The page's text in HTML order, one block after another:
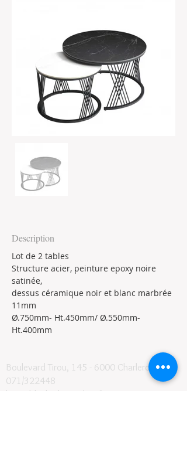
Description
Lot de 2 tables
Structure acier, peinture epoxy noire
satinée,
dessus céramique noir et blanc marbrée
11mm
Ø.750mm- Ht.450mm/ Ø.550mm-
Ht.400mm
Boulevard Tirou, 145 - 6000 Charleroi
071/322448
lemeublecharleroi@live.fr